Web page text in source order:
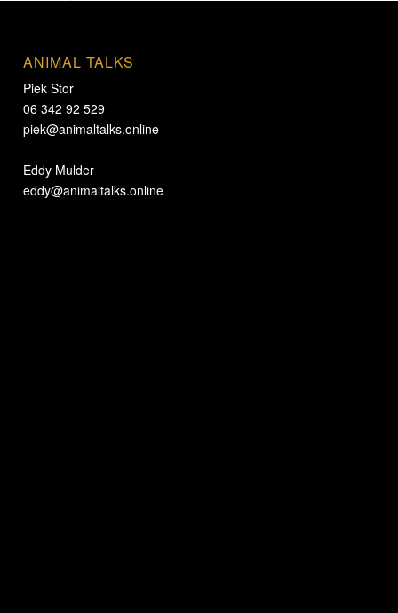
ANIMAL TALKS
Piek Stor
06 342 92 529
piek@animaltalks.online
Eddy Mulder
eddy@animaltalks.online